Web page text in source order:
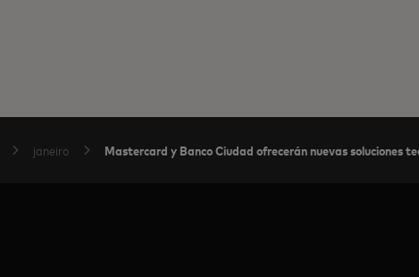
janeiro Mastercard y Banco Ciudad ofrecerán nuevas soluciones